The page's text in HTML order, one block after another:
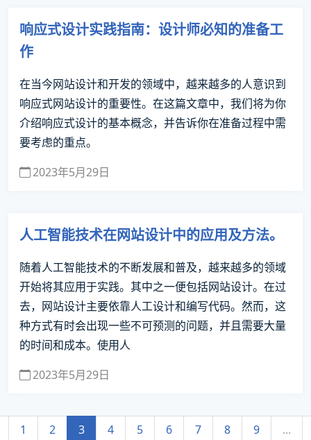
响应式设计实践指南：设计师必知的准备工
作
在当今网站设计和开发的领域中，越来越多的人意识到
响应式网站设计的重要性。在这篇文章中，我们将为你
介绍响应式设计的基本概念，并告诉你在准备过程中需
要考虑的重点。
2023年5月29日
人工智能技术在网站设计中的应用及方法。
随着人工智能技术的不断发展和普及，越来越多的领域
开始将其应用于实践。其中之一便包括网站设计。在过
去，网站设计主要依靠人工设计和编写代码。然而，这
种方式有时会出现一些不可预测的问题，并且需要大量
的时间和成本。使用人
2023年5月29日
1 2 3 4 5 6 7 8 9 ...